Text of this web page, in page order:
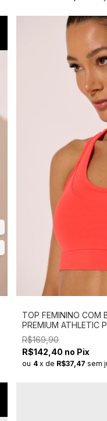
TOP FEMININO COM
PREMIUM ATHLETIC
R$169,90
R$142,40 no Pix
ou 4 x de R$37,47 sem